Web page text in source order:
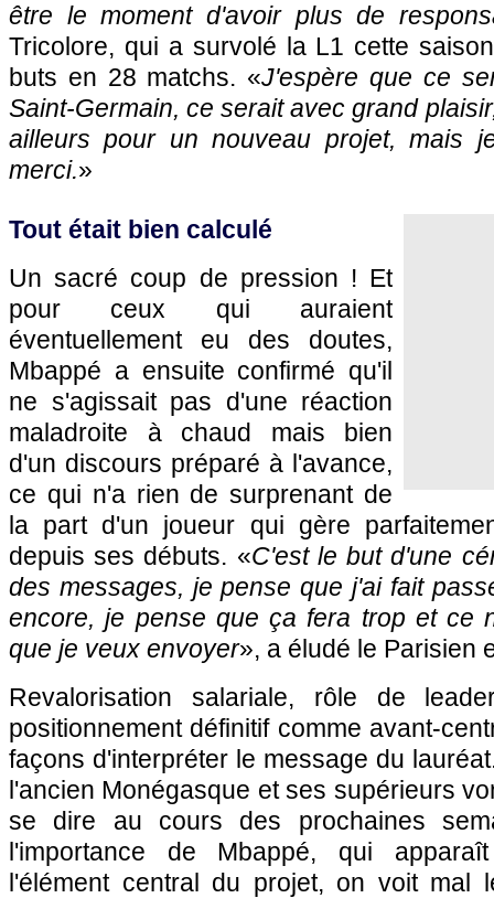
être le moment d'avoir plus de
Tricolore, qui a survolé la L1 cette
buts en 28 matchs. «J'espère que ce
Saint-Germain, ce serait avec grand
ailleurs pour un nouveau projet, mais
merci.»
Tout était bien calculé
Un sacré coup de pression ! Et
pour ceux qui auraient
éventuellement eu des doutes,
Mbappé a ensuite confirmé qu'il
ne s'agissait pas d'une réaction
maladroite à chaud mais bien
d'un discours préparé à l'avance,
ce qui n'a rien de surprenant de
la part d'un joueur qui gère
depuis ses débuts. «C'est le but d'une
des messages, je pense que j'ai fait
encore, je pense que ça fera trop et ce
que je veux envoyer», a éludé le Parisien
Revalorisation salariale, rôle de
positionnement définitif comme avant-
façons d'interpréter le message du
l'ancien Monégasque et ses supérieurs
se dire au cours des prochaines
l'importance de Mbappé, qui
l'élément central du projet, on voit mal